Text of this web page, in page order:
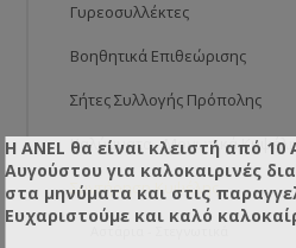
Γυρεοσυλλέκτες
Βοηθητικά Επιθεώρισης
Σήτες Συλλογής Πρόπολης
Καλύμματα - Μονωτικά
Συντήρηση Κυψέλης
Αστάρια - Στεγνωτικά
Η ANEL θα είναι κλειστή από 10
Αυγούστου για καλοκαιρινές
στα μηνύματα και στις
Ευχαριστούμε και καλό